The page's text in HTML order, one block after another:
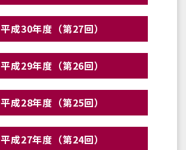
平成30年度（第27回）
平成29年度（第26回）
平成28年度（第25回）
平成27年度（第24回）